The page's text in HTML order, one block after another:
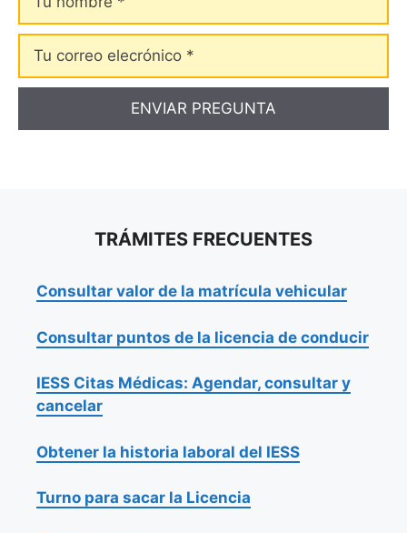
nombre
Tu
correo
elecrónico
TRÁMITES FRECUENTES
Consultar valor de la matrícula vehicular
Consultar puntos de la licencia de conducir
IESS Citas Médicas: Agendar, consultar y
cancelar
Obtener la historia laboral del IESS
Turno para sacar la Licencia